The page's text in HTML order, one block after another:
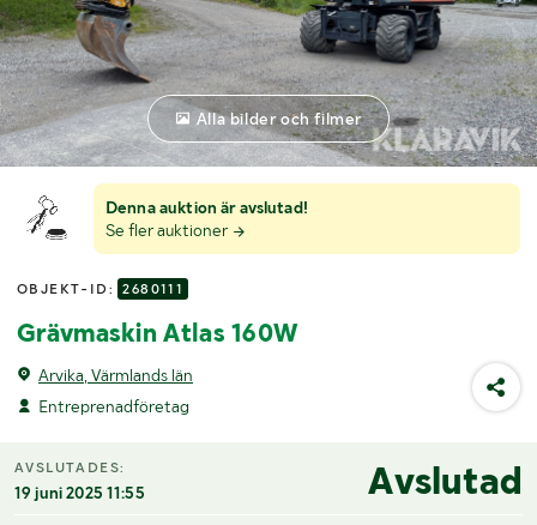
Denna auktion är avslutad!
Se fler auktioner
OBJEKT-ID: 2680111
Grävmaskin Atlas 160W
Arvika, Värmlands län
Entreprenadföretag
Alla bilder och filmer
AVSLUTADES:
19 juni 2025 11:55 Avslutad